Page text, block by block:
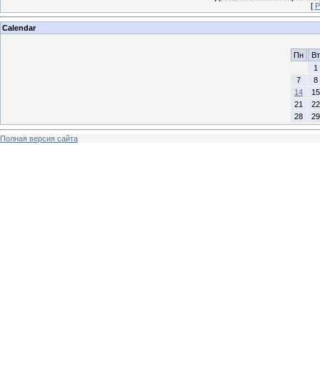
[
Calendar
Пн
Вт
1
7
8
14
15
21
22
28
29
Полная версия сайта